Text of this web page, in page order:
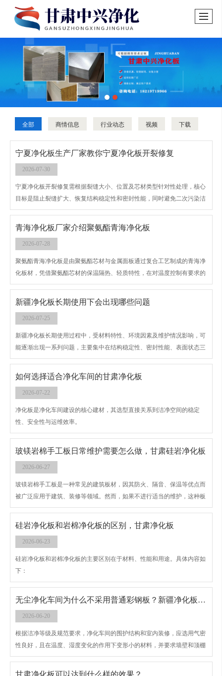
全部 商情信息 行业动态 视频 下载
宁夏净化板生产厂家教你宁夏净化板开裂修复
2026-07-30
宁夏净化板开裂修复需根据裂缝大小、位置及芯材类型针对性处理，核心
目标是阻止裂缝扩大、恢复结构稳定性和密封性能，同时避免二次污染洁
净环境，具体步骤如下：
青海净化板厂家介绍聚氨酯青海净化板
2026-07-28
聚氨酯青海净化板是由聚氨酯芯材与金属面板通过复合工艺制成的青海净
化板材，凭借聚氨酯芯材的保温隔热、轻质特性，在对温度控制有要求的
中低洁净等级场景中应用广泛，其核心特性、适用场景及注意事项如下：
新疆净化板长期使用下会出现哪些问题
2026-07-25
新疆净化板长期使用过程中，受材料特性、环境因素及维护情况影响，可
能逐渐出现一系列问题，主要集中在结构稳定性、密封性能、表面状态三
个方面，具体表现及原因如下：
如何选择适合净化车间的甘肃净化板
2026-07-22
净化板是净化车间建设的核心建材，其选型直接关系到洁净空间的稳定
性、安全性与运维效率。
玻镁岩棉手工板日常维护需要怎么做，甘肃硅岩净化板
2026-06-27
玻镁岩棉手工板是一种常见的建筑板材，因其防火、隔音、保温等优点而
被广泛应用于建筑、装修等领域。然而，如果不进行适当的维护，这种板
材容易出现损坏和老化。因此，了解玻镁岩棉手工板的日常维护方法非常
重要。
硅岩净化板和岩棉净化板的区别，甘肃净化板
2026-06-23
硅岩净化板和岩棉净化板的主要区别在于材料、性能和用途。具体内容如
下：
无尘净化车间为什么不采用普通彩钢板？新疆净化板厂家
2026-06-20
根据洁净等级及规范要求，净化车间的围护结构和室内装修，应选用气密
性良好，且在温度、湿度变化的作用下变形小的材料，并要求墙壁和顶棚
的表面光洁、平整、不起灰、不落尘、耐腐蚀、耐冲击、易清洗、避免眩
光的材料。
甘肃净化板可以达到什么样的效果？